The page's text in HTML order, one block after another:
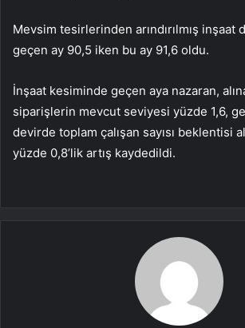
Mevsim tesirlerinden arındırılmış inşaat
geçen ay 90,5 iken bu ay 91,6 oldu.
İnşaat kesiminde geçen aya nazaran,
siparişlerin mevcut seviyesi yüzde 1,6,
devirde toplam çalışan sayısı beklentisi
yüzde 0,8’lik artış kaydedildi.